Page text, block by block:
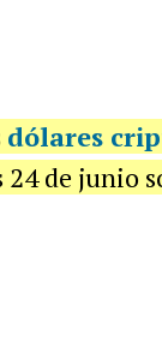
dólares
de junio